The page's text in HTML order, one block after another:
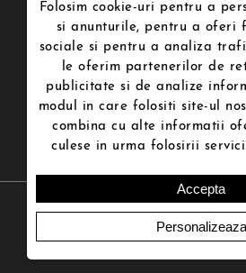
Urmăriți-
Copyright © 2026 Poenari.ro | Magazin
rezervate.
Creat deEcom
Folosim cookie-uri pentru a
si anunturile, pentru a oferi
sociale si pentru a analiza
le oferim partenerilor de
publicitate si de analize
modul in care folositi site-ul
combina cu alte informatii
culese in urma folosirii
Accepta
Personalizeaza